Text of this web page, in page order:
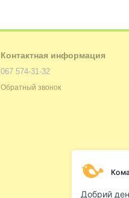
Контактная информация
067 574-31-32
Обратный звонок